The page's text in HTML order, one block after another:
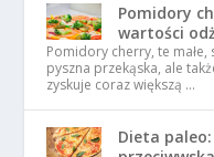
Pomidory
wartości
Pomidory cherry, te małe,
pyszna przekąska, ale
zyskuje coraz większą …
Dieta